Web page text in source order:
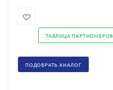
ТАБЛИЦА ПАРТНОМЕРОВ
ПОДОБРАТЬ АНАЛОГ